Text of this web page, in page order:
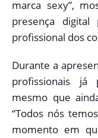
marca sexy”,
presença
profissional dos
Durante a
profissionais já
mesmo que
“Todos nós
momento em